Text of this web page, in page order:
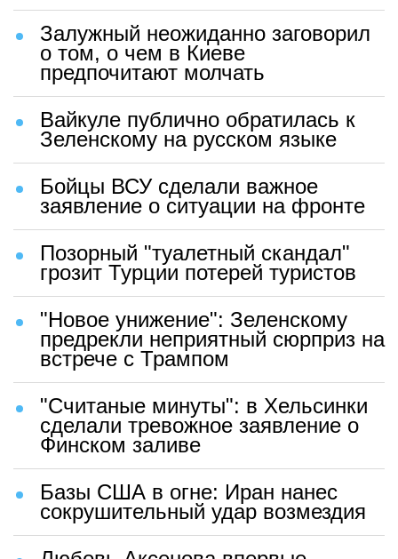
Залужный неожиданно заговорил
о том, о чем в Киеве
предпочитают молчать
Вайкуле публично обратилась к
Зеленскому на русском языке
Бойцы ВСУ сделали важное
заявление о ситуации на фронте
Позорный "туалетный скандал"
грозит Турции потерей туристов
"Новое унижение": Зеленскому
предрекли неприятный сюрприз на
встрече с Трампом
"Считаные минуты": в Хельсинки
сделали тревожное заявление о
Финском заливе
Базы США в огне: Иран нанес
сокрушительный удар возмездия